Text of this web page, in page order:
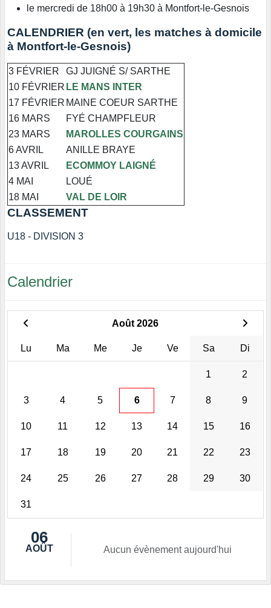
le mercredi de 18h00 à 19h30 à Montfort-le-Gesnois
CALENDRIER (en vert, les matches à domicile
à Montfort-le-Gesnois)
3 FÉVRIER
GJ JUIGNÉ S/ SARTHE
10 FÉVRIER LE MANS INTER
17 FÉVRIER MAINE COEUR SARTHE
16 MARS
FYÉ CHAMPFLEUR
23 MARS
MAROLLES COURGAINS
6 AVRIL
ANILLE BRAYE
13 AVRIL
ECOMMOY LAIGNÉ
4 MAI
LOUÉ
18 MAI
VAL DE LOIR
CLASSEMENT
U18 - DIVISION 3
Calendrier
Août 2026
Lu Ma Me Je Ve Sa Di
1 2
3 4 5 6 7 8 9
10 11 12 13 14 15 16
17 18 19 20 21 22 23
24 25 26 27 28 29 30
31
06
AOÛT Aucun évènement aujourd'hui